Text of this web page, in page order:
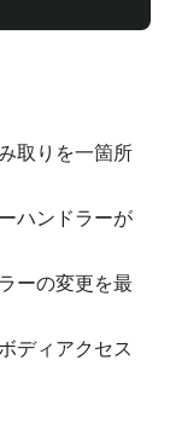
取りを一箇所
ハンドラーが
ーの変更を最
ディアクセス